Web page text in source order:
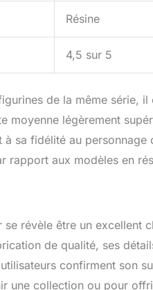
Résine
4,5 sur 5
de la même série,
moyenne légèrement
sa fidélité au
rapport aux modèles en
révèle être un excellent
de qualité, ses
confirment son
une collection ou pour